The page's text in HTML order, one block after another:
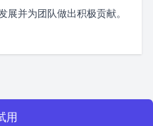
并为团队做出积极贡献。
用